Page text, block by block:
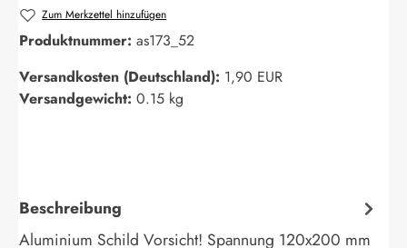
Zum Merkzettel hinzufügen
Produktnummer: as173_52
Versandkosten (Deutschland): 1,90 EUR
Versandgewicht: 0.15 kg
Beschreibung
Aluminium Schild Vorsicht! Spannung 120x200 mm